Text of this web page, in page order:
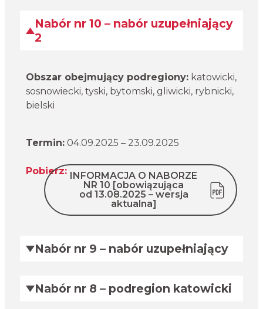
Nabór nr 10 – nabór uzupełniający
2
Obszar obejmujący podregiony:katowicki,
sosnowiecki, tyski, bytomski, gliwicki, rybnicki,
bielski
Termin:04.09.2025 – 23.09.2025
Pobierz:
INFORMACJA O NABORZE
NR 10 [obowiązująca
od 13.08.2025 – wersja
aktualna]
Nabór nr 9 – nabór uzupełniający
Nabór nr 8 – podregion katowicki